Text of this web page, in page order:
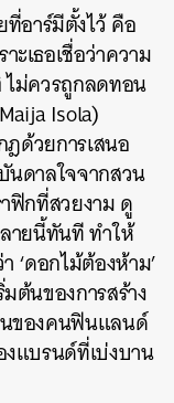
อาร์มีตั้งไว้ คือ
เธอเชื่อว่าความ
ไม่ควรถูกลดทอน
Isola)
ฎด้วยการเสนอ
ดาลใจจากสวน
ฟิกที่สวยงาม ดู
ายนี้ทันที ทำให้
‘ดอกไม้ต้องห้าม’
ต้นของการสร้าง
ของคนฟินแลนด์
แบรนด์ที่เบ่งบาน